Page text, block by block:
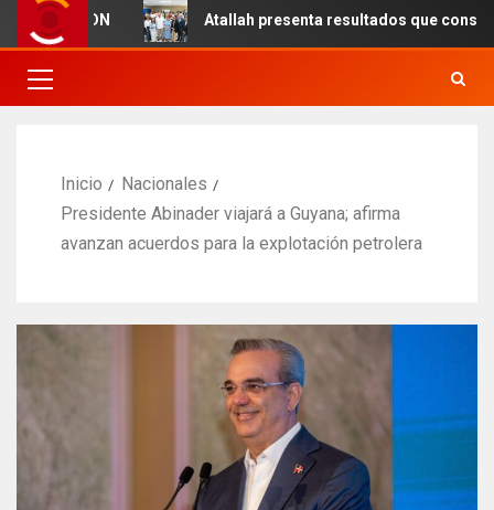
el DN Atallah presenta resultados que consolidan
Inicio
Nacionales
Presidente Abinader viajará a Guyana; afirma
avanzan acuerdos para la explotación petrolera